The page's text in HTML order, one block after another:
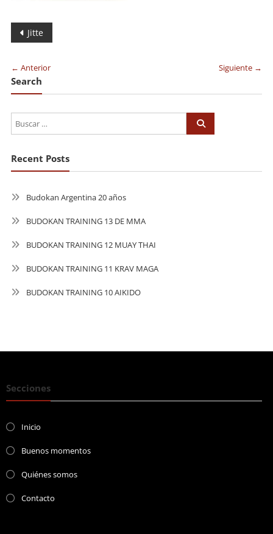
Navegación
entradas
Jitte
← Anterior Siguiente →
Search
Recent Posts
Budokan Argentina 20 años
BUDOKAN TRAINING 13 DE MMA
BUDOKAN TRAINING 12 MUAY THAI
BUDOKAN TRAINING 11 KRAV MAGA
BUDOKAN TRAINING 10 AIKIDO
Secciones
Inicio
Buenos momentos
Quiénes somos
Contacto